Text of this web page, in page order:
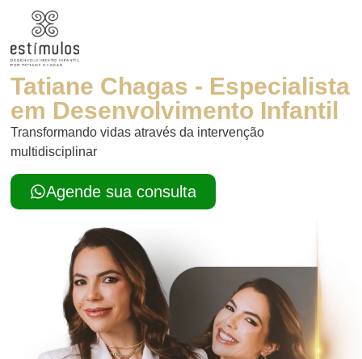
Tatiane Chagas - Especialista
em Desenvolvimento Infantil
Transformando vidas através da intervenção
multidisciplinar
Agende sua consulta